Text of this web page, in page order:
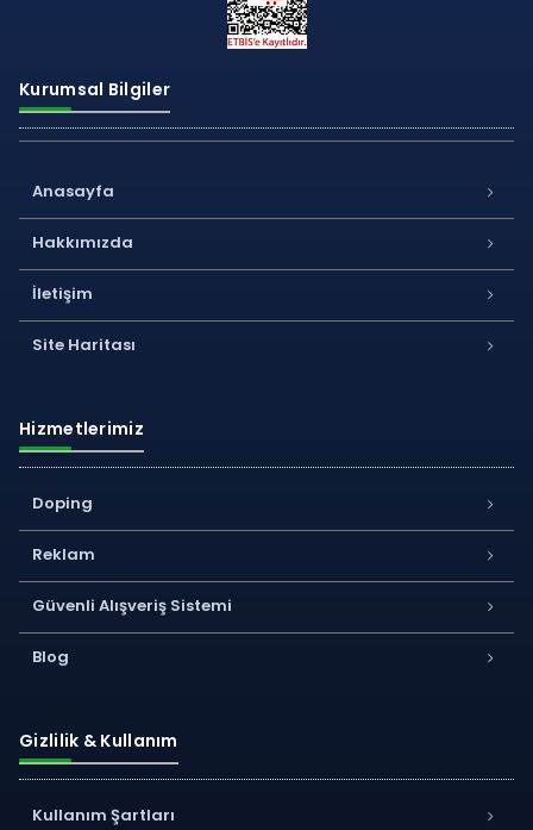
Kurumsal Bilgiler
Anasayfa
Hakkımızda
İletişim
Site Haritası
Hizmetlerimiz
Doping
Reklam
Güvenli Alışveriş Sistemi
Blog
Gizlilik & Kullanım
Kullanım Şartları